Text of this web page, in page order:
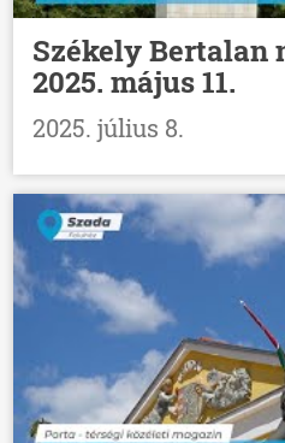
Székely Bertalan
2025. május 11.
2025. július 8.